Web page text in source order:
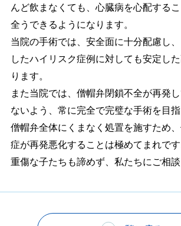
んど飲まなくても、心臓病を心配する
全うできるようになります。
当院の手術では、安全面に十分配慮し
したハイリスク症例に対しても安定し
ります。
また当院では、僧帽弁閉鎖不全が再発
ないよう、常に完全で完璧な手術を目
僧帽弁全体にくまなく処置を施すため
症が再発悪化することは極めてまれです
重傷な子たちも諦めず、私たちにご相談